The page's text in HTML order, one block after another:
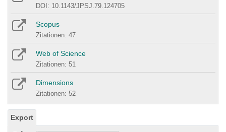
DOI: 10.1143/JPSJ.79.124705
Scopus
Zitationen: 47
Web of Science
Zitationen: 51
Dimensions
Zitationen: 52
Export